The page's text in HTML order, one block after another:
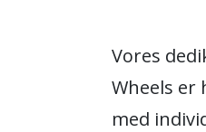
Vores
Wheels
med